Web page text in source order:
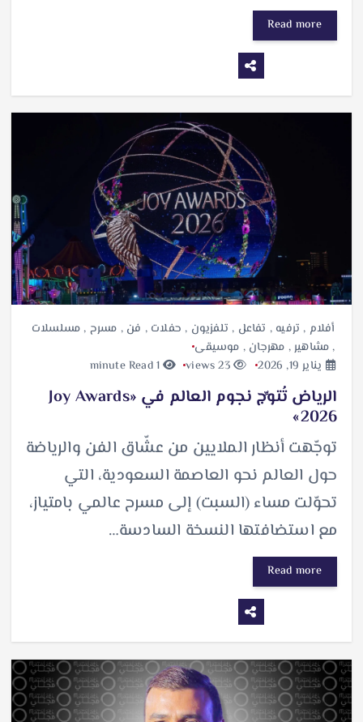
Read more
أفلام , ترفيه, تفاعل , تلفزيون , حفلات, فن, مسرح, مسلسلات
, مشاهير, مهرجان, موسيقى
يناير 19, 2026
23 views
1 minute Read
الرياض تُتوِّج نجوم العالم في «Joy Awards
2026»
توجّهت أنظار الملايين من عشّاق الفن والرياضة
حول العالم نحو العاصمة السعودية، التي
تحوّلت مساء (السبت) إلى مسرح عالمي بامتياز،
مع استضافتها النسخة السادسة…
Read more